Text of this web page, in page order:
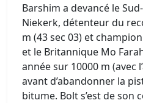
Barshim a devancé le
Niekerk, détenteur du
m (43 sec 03) et
et le Britannique Mo
année sur 10000 m (avec
avant d’abandonner la
bitume. Bolt s’est de son